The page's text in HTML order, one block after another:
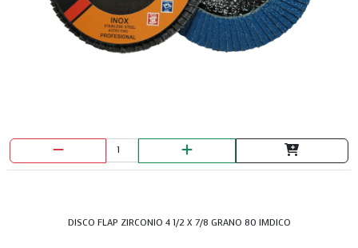
DISCO FLAP ZIRCONIO 4 1/2 X 7/8 GRANO 80 IMDICO